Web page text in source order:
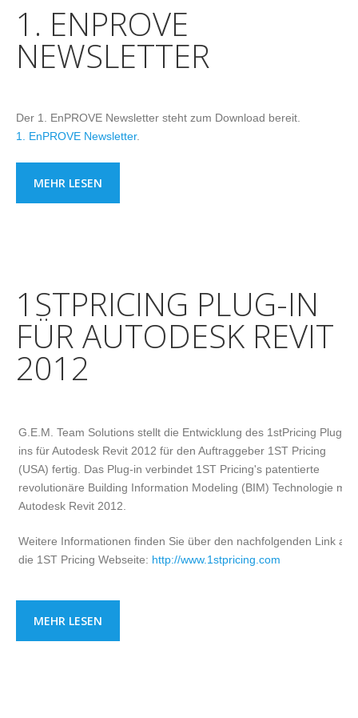
1. ENPROVE
NEWSLETTER
Der 1. EnPROVE Newsletter steht zum Download bereit.
1. EnPROVE Newsletter.
MEHR LESEN
1STPRICING PLUG-IN
FÜR AUTODESK REVIT
2012
G.E.M. Team Solutions stellt die Entwicklung des 1stPricing Plug-
ins für Autodesk Revit 2012 für den Auftraggeber 1ST Pricing
(USA) fertig. Das Plug-in verbindet 1ST Pricing's patentierte
revolutionäre Building Information Modeling (BIM) Technologie mit
Autodesk Revit 2012.
Weitere Informationen finden Sie über den nachfolgenden Link auf
die 1ST Pricing Webseite: http://www.1stpricing.com
MEHR LESEN